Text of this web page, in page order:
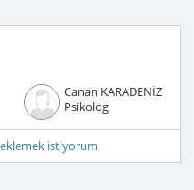
Canan KARADENİZ
Psikolog
istiyorum